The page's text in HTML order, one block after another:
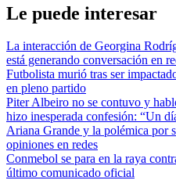
Le puede interesar
La interacción de Georgina
está generando conversación en
Futbolista murió tras ser
en pleno partido
Piter Albeiro no se contuvo y
hizo inesperada confesión: “Un
Ariana Grande y la polémica por
opiniones en redes
Conmebol se para en la raya
último comunicado oficial